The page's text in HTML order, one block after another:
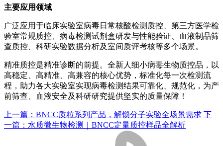
主要应用领域
广泛应用于临床实验室病毒日常核酸检测质控、第三方医学检
验室常规质控、病毒检测试剂盒研发与性能验证、血液制品筛
查质控、科研实验数据分析及室间质评考核等多个场景。
精准质控是精准诊断的前提。全新人细小病毒生物质控品，以
高稳定、高精准、高兼容的核心优势，标准化每一次检测流
程，助力各大实验室实现病毒检测结果可靠化、规范化，为产
前筛查、血液安全及科研研究提供坚实的质量保障！
上一篇： BNCC质粒系列产品，解锁分子实验全场景需求 下
一篇： 水质微生物检测｜BNCC定量质控样品全解析